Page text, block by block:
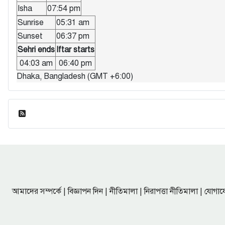
Isha
07:54 pm
Sunrise
05:31 am
Sunset
06:37 pm
Sehri ends Iftar starts
04:03 am
06:40 pm
Dhaka, Bangladesh (GMT +6:00)
আমাদের সম্পর্কে|বিজ্ঞাপন দিন|নীতিমালা|নিরাপত্তা নীতিমালা|